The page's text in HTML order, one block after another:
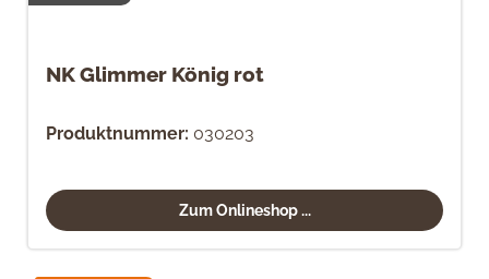
NK Glimmer König rot
Produktnummer: 030203
Zum Onlineshop ...